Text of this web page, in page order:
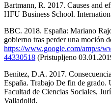
Bartmann, R. 2017. Causes and
HFU Business School.
BBC. 2018. España: Mariano
gobierno tras perder una moción
https://www.google.com/amp/s/
44330518 (Pristupljeno
Benítez, D.A. 2017.
España. Trabajo De fin de grado.
Facultad de Ciencias Sociales,
Valladolid.